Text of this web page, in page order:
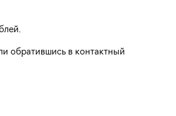
обратившись в контактный